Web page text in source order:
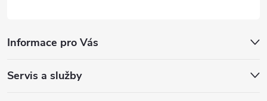
Informace pro Vás
Servis a služby